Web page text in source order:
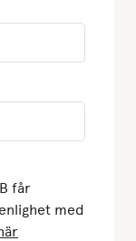
får
med